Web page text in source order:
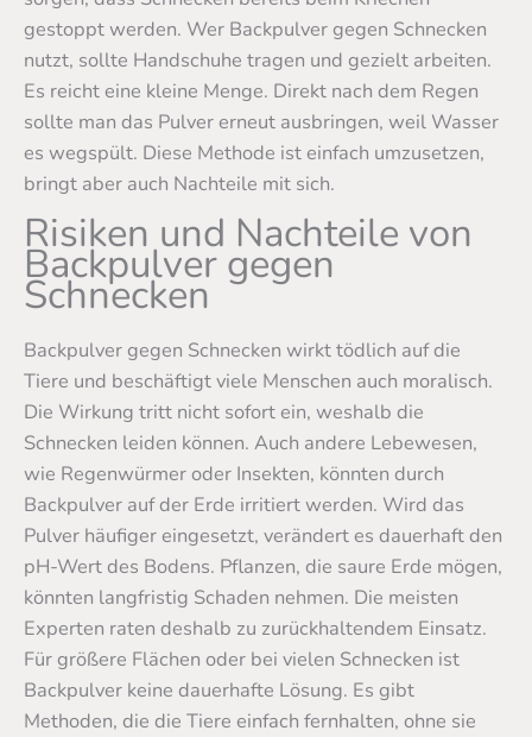
gestoppt werden. Wer Backpulver gegen Schnecken
nutzt, sollte Handschuhe tragen und gezielt arbeiten.
Es reicht eine kleine Menge. Direkt nach dem Regen
sollte man das Pulver erneut ausbringen, weil Wasser
es wegspült. Diese Methode ist einfach umzusetzen,
bringt aber auch Nachteile mit sich.
Risiken und Nachteile von
Backpulver gegen
Schnecken
Backpulver gegen Schnecken wirkt tödlich auf die
Tiere und beschäftigt viele Menschen auch moralisch.
Die Wirkung tritt nicht sofort ein, weshalb die
Schnecken leiden können. Auch andere Lebewesen,
wie Regenwürmer oder Insekten, könnten durch
Backpulver auf der Erde irritiert werden. Wird das
Pulver häufiger eingesetzt, verändert es dauerhaft den
pH-Wert des Bodens. Pflanzen, die saure Erde mögen,
könnten langfristig Schaden nehmen. Die meisten
Experten raten deshalb zu zurückhaltendem Einsatz.
Für größere Flächen oder bei vielen Schnecken ist
Backpulver keine dauerhafte Lösung. Es gibt
Methoden, die die Tiere einfach fernhalten, ohne sie